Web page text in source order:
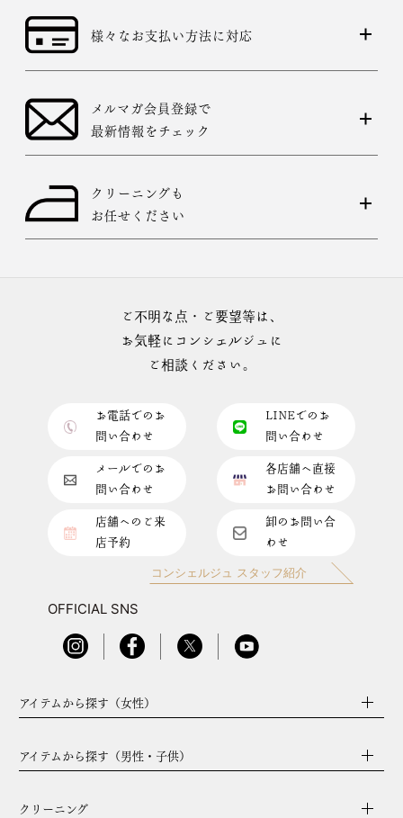
様々なお支払い方法に対応
メルマガ会員登録で
最新情報をチェック
クリーニングも
お任せください
ご不明な点・ご要望等は、
お気軽にコンシェルジュに
ご相談ください。
お電話でのお
問い合わせ
LINEでのお
問い合わせ
メールでのお
問い合わせ
各店舗へ直接
お問い合わせ
店舗へのご来
店予約
卸のお問い合
わせ
コンシェルジュ スタッフ紹介
OFFICIAL SNS
アイテムから探す（女性）
アイテムから探す（男性・子供）
クリーニング